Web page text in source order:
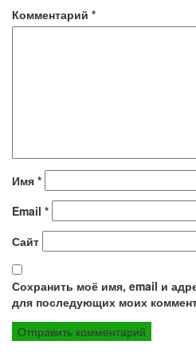
Комментарий *
Имя *
Email *
Сайт
Сохранить моё имя, email и
для последующих моих